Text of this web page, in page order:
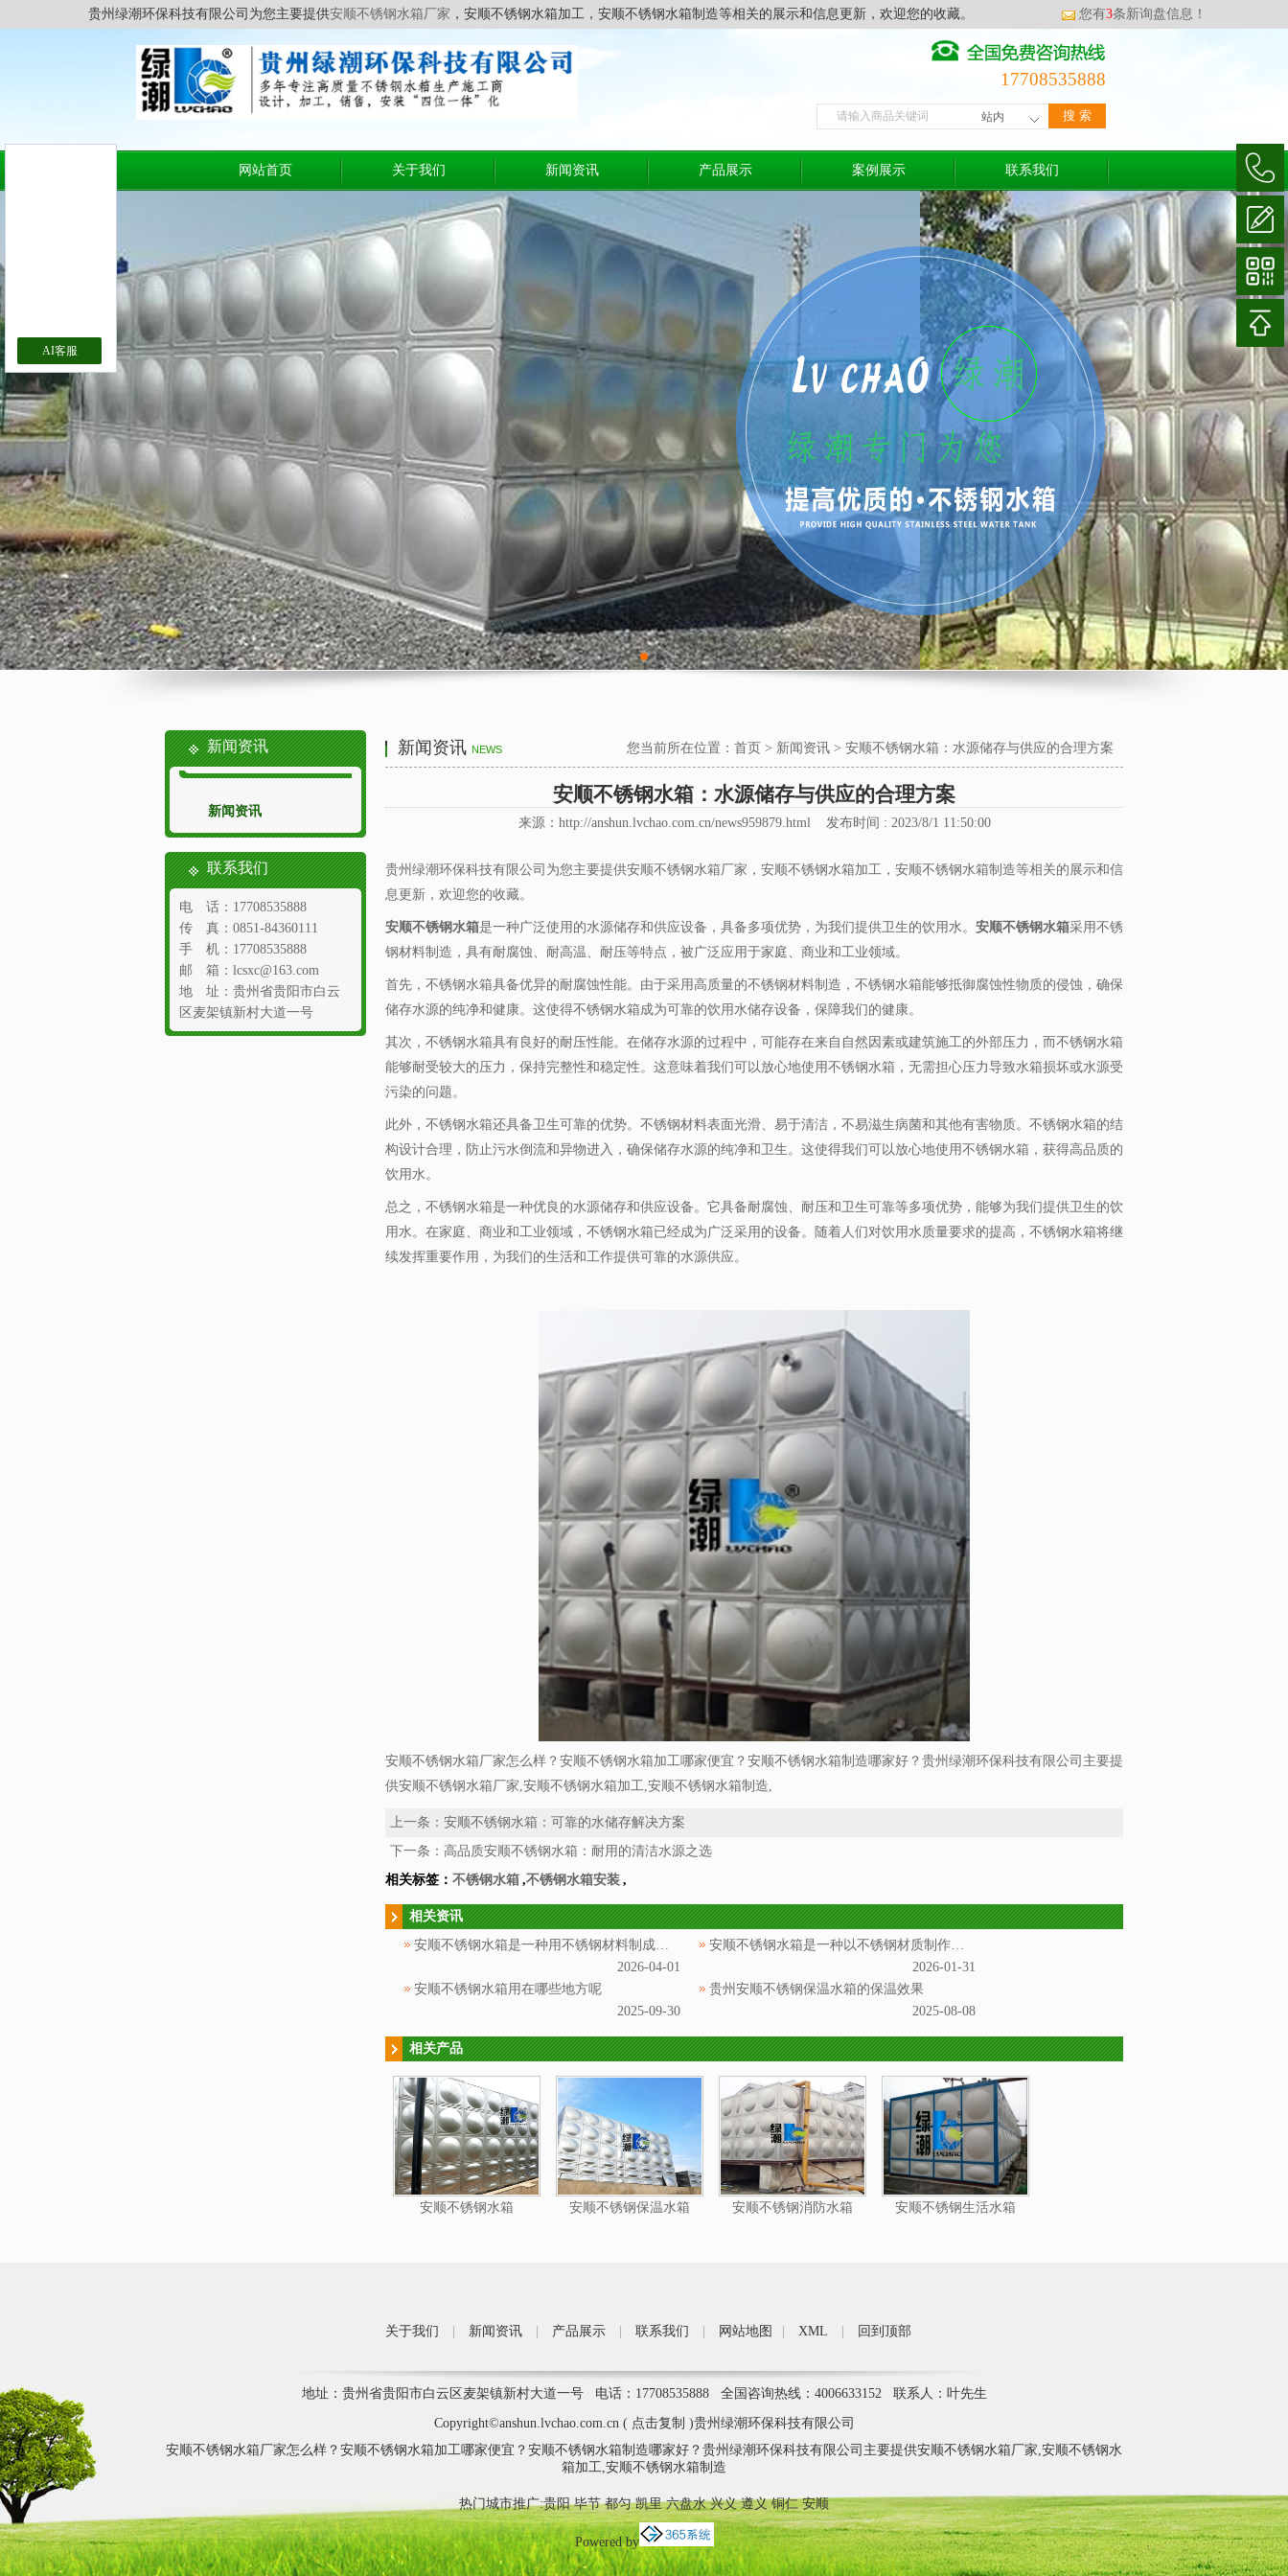
贵州绿潮环保科技有限公司为您主要提供安顺不锈钢水箱厂家 ，安顺不锈钢水箱加工，安顺不锈钢水箱制造等相关的展示和信息更新，欢迎您的收藏。 您有3条新询盘信息！
17708535888
网站首页 关于我们 新闻资讯 产品展示 案例展示 联系我们
新闻资讯
新闻资讯
联系我们
电 话：17708535888
传 真：0851-84360111
手 机：17708535888
邮 箱：lcsxc@163.com
地 址：贵州省贵阳市白云
区麦架镇新村大道一号
新闻资讯 NEWS 您当前所在位置： 首页 > 新闻资讯 > 安顺不锈钢水箱：水源储存与供应的合理方案
安顺不锈钢水箱：水源储存与供应的合理方案
来源：http://anshun.lvchao.com.cn/news959879.html 发布时间 : 2023/8/1 11:50:00
贵州绿潮环保科技有限公司为您主要提供安顺不锈钢水箱厂家 ，安顺不锈钢水箱加工，安顺不锈钢水箱制造等相关的展示和信
息更新，欢迎您的收藏。
安顺不锈钢水箱是一种广泛使用的水源储存和供应设备，具备多项优势，为我们提供卫生的饮用水。 安顺不锈钢水箱采用不锈
钢材料制造，具有耐腐蚀、耐高温、耐压等特点，被广泛应用于家庭、商业和工业领域。
首先，不锈钢水箱具备优异的耐腐蚀性能。由于采用高质量的不锈钢材料制造，不锈钢水箱能够抵御腐蚀性物质的侵蚀，确保
储存水源的纯净和健康。这使得不锈钢水箱成为可靠的饮用水储存设备，保障我们的健康。
其次，不锈钢水箱具有良好的耐压性能。在储存水源的过程中，可能存在来自自然因素或建筑施工的外部压力，而不锈钢水箱
能够耐受较大的压力，保持完整性和稳定性。这意味着我们可以放心地使用不锈钢水箱，无需担心压力导致水箱损坏或水源受
污染的问题。
此外，不锈钢水箱还具备卫生可靠的优势。不锈钢材料表面光滑、易于清洁，不易滋生病菌和其他有害物质。不锈钢水箱的结
构设计合理，防止污水倒流和异物进入，确保储存水源的纯净和卫生。这使得我们可以放心地使用不锈钢水箱，获得高品质的
饮用水。
总之，不锈钢水箱是一种优良的水源储存和供应设备。它具备耐腐蚀、耐压和卫生可靠等多项优势，能够为我们提供卫生的饮
用水。在家庭、商业和工业领域，不锈钢水箱已经成为广泛采用的设备。随着人们对饮用水质量要求的提高，不锈钢水箱将继
续发挥重要作用，为我们的生活和工作提供可靠的水源供应。
安顺不锈钢水箱厂家怎么样？安顺不锈钢水箱加工哪家便宜？安顺不锈钢水箱制造哪家好？贵州绿潮环保科技有限公司主要提
供安顺不锈钢水箱厂家,安顺不锈钢水箱加工,安顺不锈钢水箱制造,
上一条： 安顺不锈钢水箱：可靠的水储存解决方案
下一条： 高品质安顺不锈钢水箱：耐用的清洁水源之选
相关标签： 不锈钢水箱 ,不锈钢水箱安装 ,
相关资讯
安顺不锈钢水箱是一种用不锈钢材料制成的用于储存和供应水源的设备
2026-04-01
安顺不锈钢水箱是一种以不锈钢材质制作而成的储水设备
2026-01-31
安顺不锈钢水箱用在哪些地方呢
2025-09-30
贵州安顺不锈钢保温水箱的保温效果
2025-08-08
相关产品
安顺不锈钢水箱 安顺不锈钢保温水箱 安顺不锈钢消防水箱 安顺不锈钢生活水箱
关于我们 新闻资讯 产品展示 联系我们 网站地图 XML 回到顶部
地址：贵州省贵阳市白云区麦架镇新村大道一号 电话：17708535888 全国咨询热线：4006633152 联系人：叶先生
Copyright©anshun.lvchao.com.cn( 点击复制 )贵州绿潮环保科技有限公司
安顺不锈钢水箱厂家怎么样？安顺不锈钢水箱加工哪家便宜？安顺不锈钢水箱制造哪家好？贵州绿潮环保科技有限公司主要提供安顺不锈钢水箱厂家,安顺不锈钢水
箱加工,安顺不锈钢水箱制造
热门城市推广:贵阳 毕节 都匀 凯里 六盘水 兴义 遵义 铜仁 安顺
Powered by
AI客服